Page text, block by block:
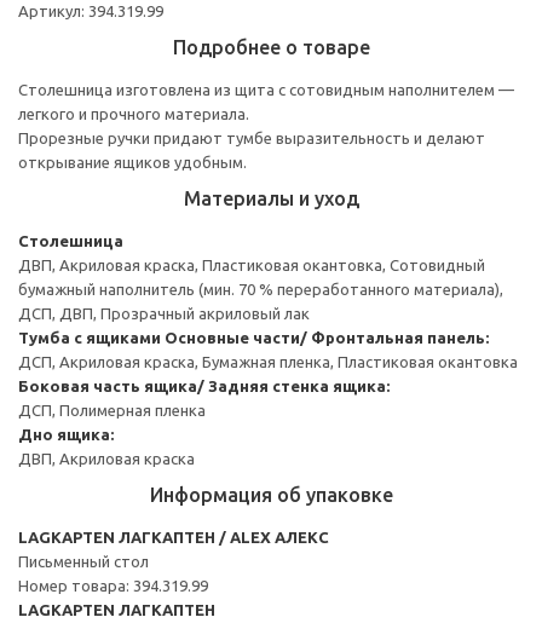
Артикул: 394.319.99
Подробнее о товаре
Столешница изготовлена из щита с сотовидным наполнителем —
легкого и прочного материала.
Прорезные ручки придают тумбе выразительность и делают
открывание ящиков удобным.
Материалы и уход
Столешница
ДВП, Акриловая краска, Пластиковая окантовка, Сотовидный
бумажный наполнитель (мин. 70 % переработанного материала),
ДСП, ДВП, Прозрачный акриловый лак
Тумба с ящиками Основные части/ Фронтальная панель:
ДСП, Акриловая краска, Бумажная пленка, Пластиковая окантовка
Боковая часть ящика/ Задняя стенка ящика:
ДСП, Полимерная пленка
Дно ящика:
ДВП, Акриловая краска
Информация об упаковке
LAGKAPTEN ЛАГКАПТЕН / ALEX АЛЕКС
Письменный стол
Номер товара: 394.319.99
LAGKAPTEN ЛАГКАПТЕН